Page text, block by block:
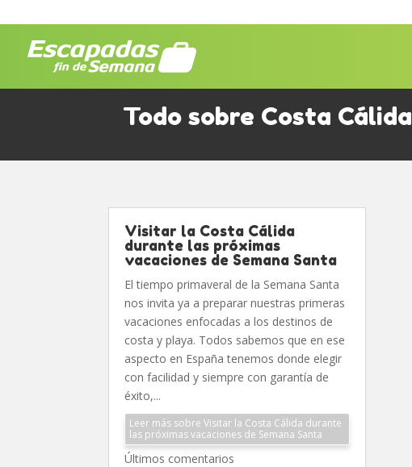
Todo sobre Costa Cálida
Visitar la Costa Cálida
durante las próximas
vacaciones de Semana Santa
El tiempo primaveral de la Semana Santa
nos invita ya a preparar nuestras primeras
vacaciones enfocadas a los destinos de
costa y playa. Todos sabemos que en ese
aspecto en España tenemos donde elegir
con facilidad y siempre con garantía de
éxito,...
Leer más sobre Visitar la Costa Cálida durante
las próximas vacaciones de Semana Santa
Últimos comentarios